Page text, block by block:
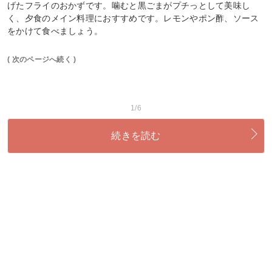
げたフライのおかずです。噛むと黒ごまがプチっとして美味し
く、夕食のメイン料理におすすめです。レモンやポン酢、ソース
をかけて食べましょう。
( 次のページへ続く )
1/6
続きを読む